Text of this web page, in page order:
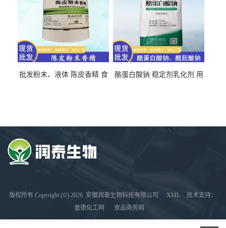
批发粉末、液体 陈皮香精 食
酪蛋白酸钠 稳定剂乳化剂 用
版权所有 Copyright (©) 2026 安徽润泰生物科技有限公司 XML
技术支持：
盖德化工网
食品商务网